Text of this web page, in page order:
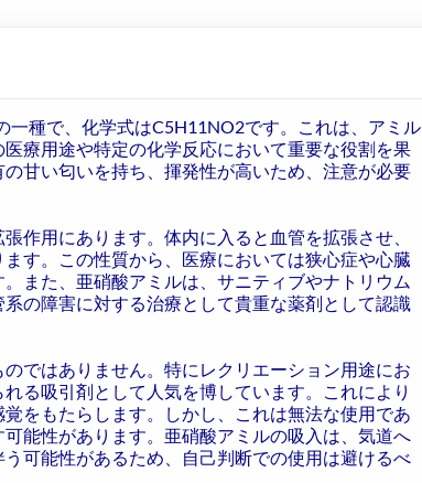
種で、化学式はC5H11NO2です。これは、アミル
療用途や特定の化学反応において重要な役割を果
甘い匂いを持ち、揮発性が高いため、注意が必要
作用にあります。体内に入ると血管を拡張させ、
す。この性質から、医療においては狭心症や心臓
また、亜硝酸アミルは、サニティブやナトリウム
の障害に対する治療として貴重な薬剤として認識
ではありません。特にレクリエーション用途にお
る吸引剤として人気を博しています。これにより
をもたらします。しかし、これは無法な使用であ
能性があります。亜硝酸アミルの吸入は、気道へ
可能性があるため、自己判断での使用は避けるべ